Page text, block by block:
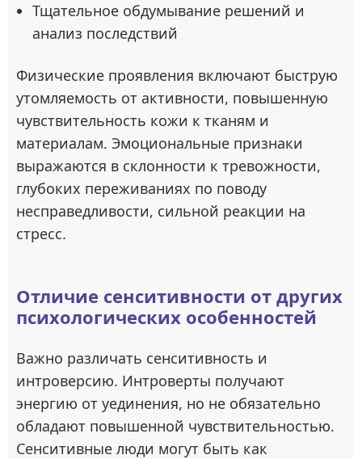
Тщательное обдумывание решений и
анализ последствий
Физические проявления включают быструю
утомляемость от активности, повышенную
чувствительность кожи к тканям и
материалам. Эмоциональные признаки
выражаются в склонности к тревожности,
глубоких переживаниях по поводу
несправедливости, сильной реакции на
стресс.
Отличие сенситивности от других
психологических особенностей
Важно различать сенситивность и
интроверсию. Интроверты получают
энергию от уединения, но не обязательно
обладают повышенной чувствительностью.
Сенситивные люди могут быть как